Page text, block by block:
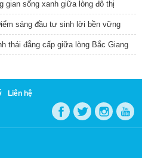
gian sống xanh giữa lòng đô thị
sáng đầu tư sinh lời bền vững
thái đẳng cấp giữa lòng Bắc Giang
Liên hệ